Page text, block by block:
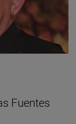
Fuentes